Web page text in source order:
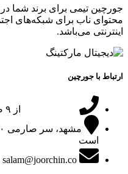
جورچین تیمی برای برند شما در
محتوای ناب برای شبکه‌های
اینترنتی می‌باشد.
ارتباط با جورچین
از ۹ صبح هستیم و پیغام‌گیر چک می‌شود
مشهد، سر صارمی ۶۰ پلاک ۲۹
است
salam@joorchin.co